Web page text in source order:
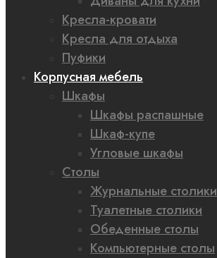
Кресла-кровати
Кресла для отдыха
Пуфики
Корпусная мебель
Шкафы
Шкафы распашные
Шкаф-купе
Угловые шкафы
Столы
Журнальные столики
Туалетные столики
Обеденные столы
Компьютерные столы